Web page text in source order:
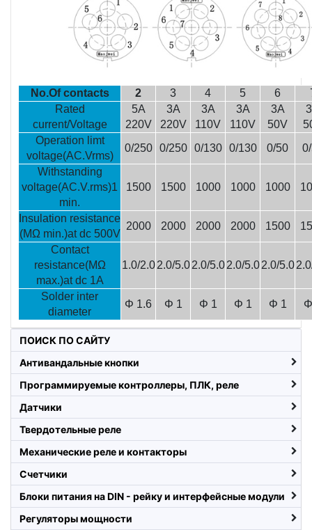
No.Of contacts 2 3 4 5 6
Rated
current/Voltage
5A
220V
3A
220V
3A
110V
3A
110V
3A
50V
Operation limt
voltage(AC.Vrms)
0/250 0/250 0/130 0/130 0/50
Withstanding
voltage(AC.V.rms)1
min.
1500 1500 1000 1000 1000
Insulation resistance
(MΩ min.)at dc 500V
2000 2000 2000 2000 1500
Contact
resistance(MΩ
max.)at dc 1A
1.0/2.0 2.0/5.0 2.0/5.0 2.0/5.0 2.0/5.0
Solder inter
diameter
Φ 1.6 Φ 1 Φ 1 Φ 1 Φ 1
ПОИСК ПО САЙТУ
Антивандальные кнопки
Программируемые контроллеры, ПЛК, реле
Датчики
Твердотельные реле
Механические реле и контакторы
Счетчики
Блоки питания на DIN - рейку и интерфейсные модули
Регуляторы мощности